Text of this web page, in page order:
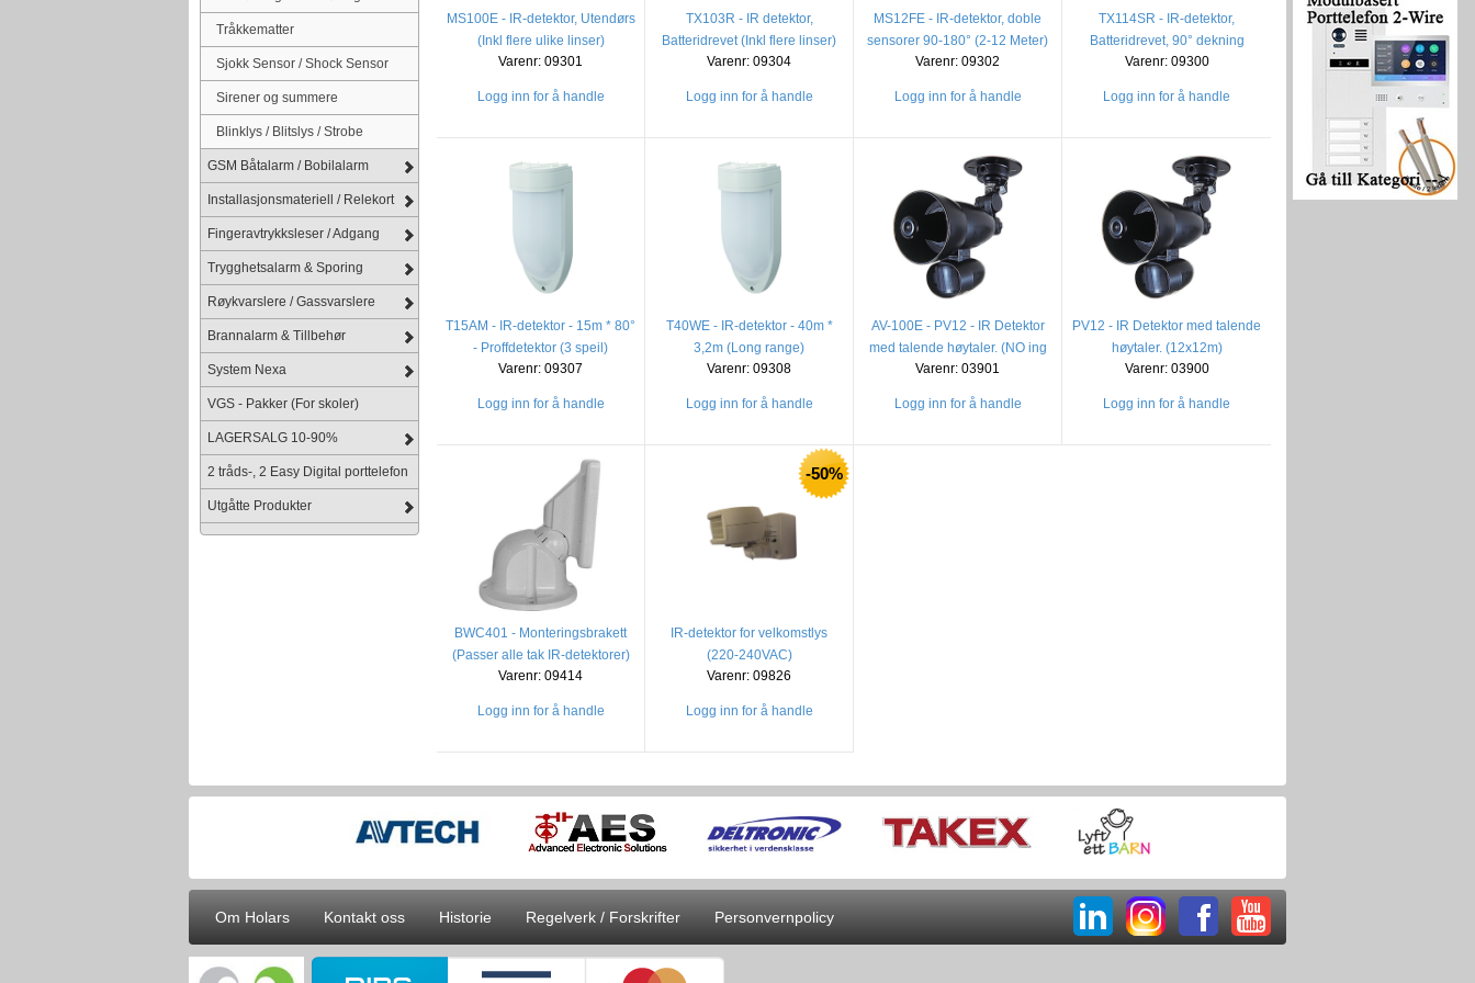
Tråkkematter
Sjokk Sensor / Shock Sensor
Sirener og summere
Blinklys / Blitslys / Strobe
GSM Båtalarm / Bobilalarm
Installasjonsmateriell / Relekort
Fingeravtrykksleser / Adgang
Trygghetsalarm & Sporing
Røykvarslere / Gassvarslere
Brannalarm & Tillbehør
System Nexa
VGS - Pakker (For skoler)
LAGERSALG 10-90%
2 tråds-, 2 Easy Digital porttelefon
Utgåtte Produkter
MS100E - IR-detektor, Utendørs
(Inkl flere ulike linser)
Varenr: 09301
Logg inn for å handle
TX103R - IR detektor,
Batteridrevet (Inkl flere linser)
Varenr: 09304
Logg inn for å handle
MS12FE - IR-detektor, doble
sensorer 90-180° (2-12 Meter)
Varenr: 09302
Logg inn for å handle
TX114SR - IR-detektor,
Batteridrevet, 90° dekning
Varenr: 09300
Logg inn for å handle
T15AM - IR-detektor - 15m * 80°
- Proffdetektor (3 speil)
Varenr: 09307
Logg inn for å handle
T40WE - IR-detektor - 40m *
3,2m (Long range)
Varenr: 09308
Logg inn for å handle
AV-100E - PV12 - IR Detektor
med talende høytaler. (NO ing
Varenr: 03901
Logg inn for å handle
PV12 - IR Detektor med talende
høytaler. (12x12m)
Varenr: 03900
Logg inn for å handle
BWC401 - Monteringsbrakett
(Passer alle tak IR-detektorer)
Varenr: 09414
Logg inn for å handle
-50%
IR-detektor for velkomstlys
(220-240VAC)
Varenr: 09826
Logg inn for å handle
Om Holars Kontakt oss Historie Regelverk / Forskrifter Personvernpolicy